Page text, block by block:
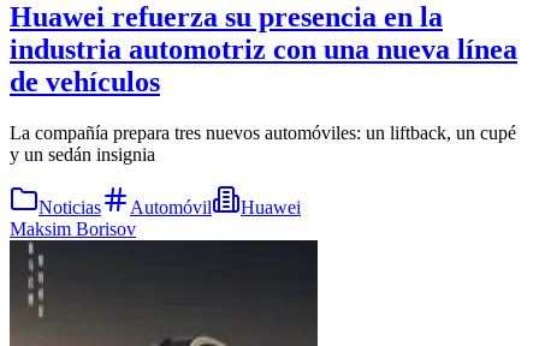
Huawei refuerza su presencia en la
industria automotriz con una nueva línea
de vehículos
La compañía prepara tres nuevos automóviles: un liftback, un cupé
y un sedán insignia
Noticias Automóvil
Huawei
Maksim Borisov